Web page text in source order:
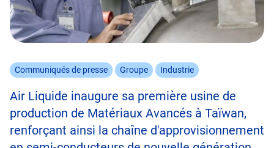
Communiqués de presse Groupe Industrie
Air Liquide inaugure sa première usine de
production de Matériaux Avancés à Taïwan,
renforçant ainsi la chaîne d'approvisionnement